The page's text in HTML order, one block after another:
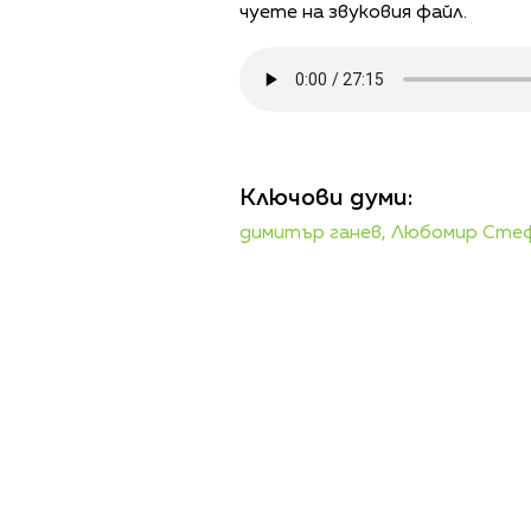
чуете на звуковия файл.
Ключови думи:
димитър ганев, Любомир